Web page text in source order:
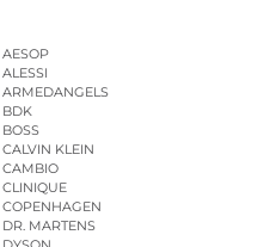
AESOP
ALESSI
ARMEDANGELS
BDK
BOSS
CALVIN KLEIN
CAMBIO
CLINIQUE
COPENHAGEN
DR. MARTENS